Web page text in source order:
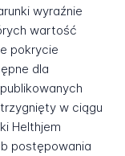
wyraźnie
wartość
pokrycie
dla
w ciągu
Helthjem
postępowania